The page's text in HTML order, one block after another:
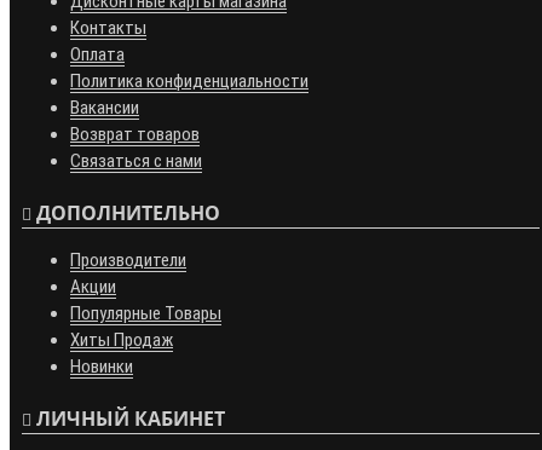
Контакты
Оплата
Политика конфиденциальности
Вакансии
Возврат товаров
Связаться с нами
ДОПОЛНИТЕЛЬНО
Производители
Акции
Популярные Товары
Хиты Продаж
Новинки
ЛИЧНЫЙ КАБИНЕТ